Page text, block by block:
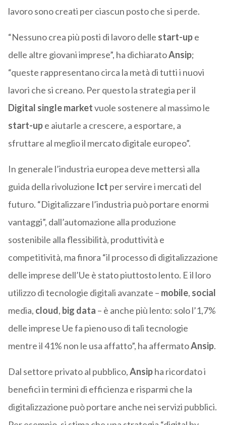
lavoro sono creati per ciascun posto che si perde.
“Nessuno crea più posti di lavoro delle start-upe
delle altre giovani imprese”, ha dichiaratoAnsip;
“queste rappresentano circa la metà di tutti i nuovi
lavori che si creano. Per questo la strategia per il
Digital single marketvuole sostenere al massimo le
start-upe aiutarle a crescere, a esportare, a
sfruttare al meglio il mercato digitale europeo”.
In generale l’industria europea deve mettersi alla
guida della rivoluzione Ict per servire i mercati del
futuro. “Digitalizzare l’industria può portare enormi
vantaggi”, dall’automazione alla produzione
sostenibile alla flessibilità, produttività e
competitività, ma finora “il processo di digitalizzazione
delle imprese dell’Ue è stato piuttosto lento. E il loro
utilizzo di tecnologie digitali avanzate – mobile, social
media, cloud, big data – è anche più lento: solo l’1,7%
delle imprese Ue fa pieno uso di tali tecnologie
mentre il 41% non le usa affatto”, ha affermatoAnsip.
Dal settore privato al pubblico,Ansipha ricordato i
benefici in termini di efficienza e risparmi che la
digitalizzazione può portare anche nei servizi pubblici.